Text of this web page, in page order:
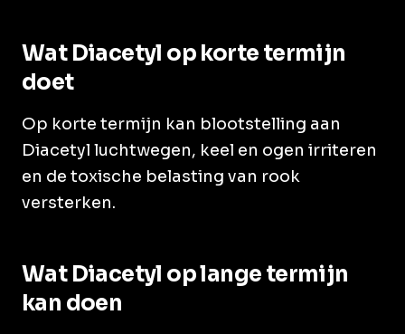
Wat Diacetyl op korte termijn
doet
Op korte termijn kan blootstelling aan
Diacetyl luchtwegen, keel en ogen irriteren
en de toxische belasting van rook
versterken.
Wat Diacetyl op lange termijn
kan doen